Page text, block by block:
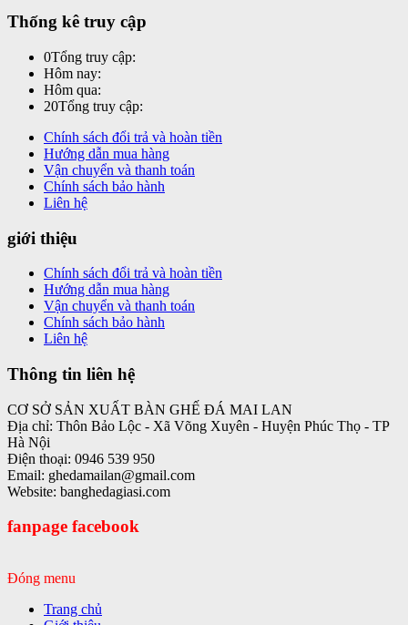
Thống kê truy cập
0Tổng truy cập:
Hôm nay:
Hôm qua:
20Tổng truy cập:
Chính sách đổi trả và hoàn tiền
Hướng dẫn mua hàng
Vận chuyển và thanh toán
Chính sách bảo hành
Liên hệ
giới thiệu
Chính sách đổi trả và hoàn tiền
Hướng dẫn mua hàng
Vận chuyển và thanh toán
Chính sách bảo hành
Liên hệ
Thông tin liên hệ
CƠ SỞ SẢN XUẤT BÀN GHẾ ĐÁ MAI LAN
Địa chỉ: Thôn Bảo Lộc - Xã Võng Xuyên - Huyện Phúc Thọ - TP
Hà Nội
Điện thoại: 0946 539 950
Email: ghedamailan@gmail.com
Website: banghedagiasi.com
fanpage facebook
Đóng menu
Trang chủ